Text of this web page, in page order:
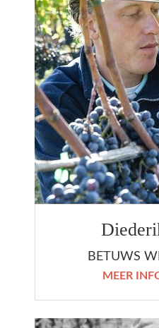
BETUWS
MEER